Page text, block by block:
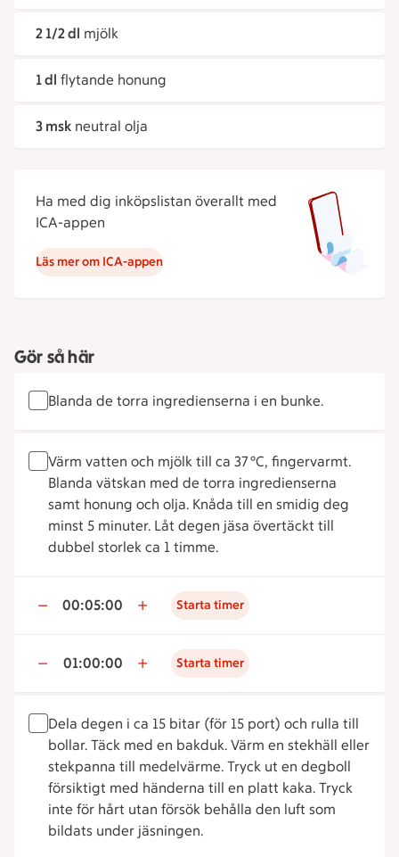
2 1/2 dl mjölk
1 dl flytande honung
3 msk neutral olja
Ha med dig inköpslistan överallt med
ICA-appen
Läs mer om ICA-appen
Gör så här
Blanda de torra ingredienserna i en bunke.
Värm vatten och mjölk till ca 37 °C, fingervarmt.
Blanda vätskan med de torra ingredienserna
samt honung och olja. Knåda till en smidig deg
minst 5 minuter. Låt degen jäsa övertäckt till
dubbel storlek ca 1 timme.
00:05:00 Starta timer
01:00:00 Starta timer
Dela degen i ca 15 bitar (för 15 port) och rulla till
bollar. Täck med en bakduk. Värm en stekhäll eller
stekpanna till medelvärme. Tryck ut en degboll
försiktigt med händerna till en platt kaka. Tryck
inte för hårt utan försök behålla den luft som
bildats under jäsningen.